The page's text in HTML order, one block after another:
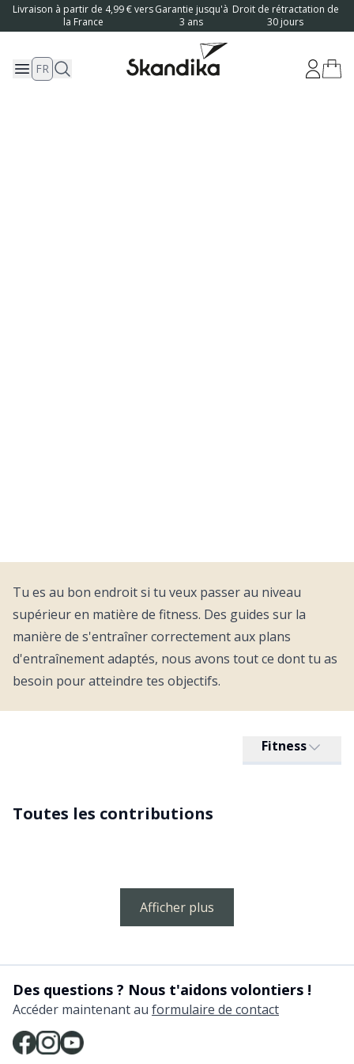
Livraison à partir de 4,99 € vers
la France
Garantie jusqu'à
3 ans
Droit de rétractation de
30 jours
FR
Tu es au bon endroit si tu veux passer au niveau
supérieur en matière de fitness. Des guides sur la
manière de s'entraîner correctement aux plans
d'entraînement adaptés, nous avons tout ce dont tu as
besoin pour atteindre tes objectifs.
Fitness
Toutes les contributions
Afficher plus
Des questions ? Nous t'aidons volontiers !
Accéder maintenant au formulaire de contact